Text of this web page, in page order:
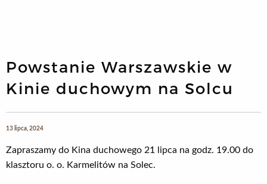
Powstanie Warszawskie w
Kinie duchowym na Solcu
13 lipca, 2024
Zapraszamy do Kina duchowego 21 lipca na godz. 19.00 do
klasztoru o. o. Karmelitów na Solec.